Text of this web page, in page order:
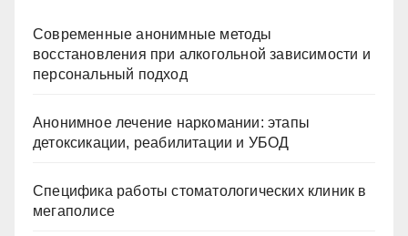
Современные анонимные методы
восстановления при алкогольной зависимости и
персональный подход
Анонимное лечение наркомании: этапы
детоксикации, реабилитации и УБОД
Специфика работы стоматологических клиник в
мегаполисе